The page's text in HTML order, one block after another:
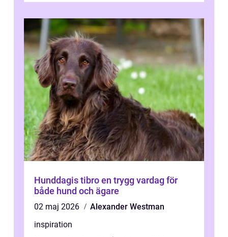
Hunddagis tibro en trygg vardag för
både hund och ägare
02 maj 2026
Alexander Westman
inspiration